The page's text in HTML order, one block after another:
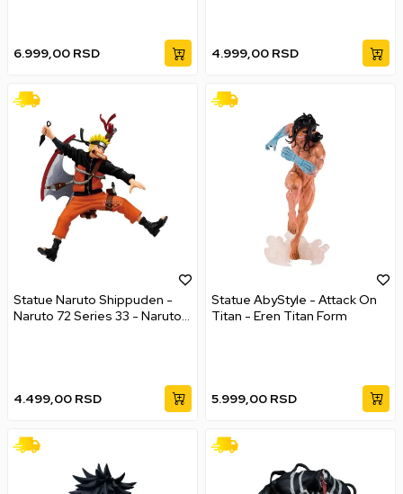
6.999,00 RSD 4.999,00 RSD
Statue Naruto Shippuden -
Naruto 72 Series 33 - Naruto
4.499,00 RSD
Statue AbyStyle - Attack On
Titan - Eren Titan Form
5.999,00 RSD